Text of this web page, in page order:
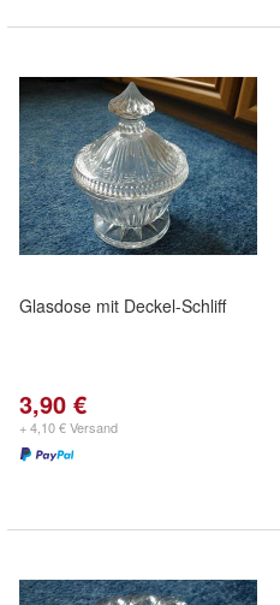
Glasdose mit Deckel-Schliff
3,90 €
+ 4,10 € Versand